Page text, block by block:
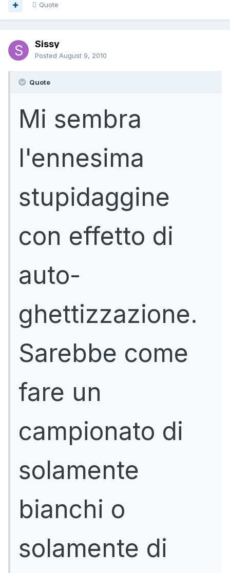
Quote
Sissy
Posted August 9, 2010
Quote
Mi sembra
l'ennesima
stupidaggine
con effetto di
auto-
ghettizzazione.
Sarebbe come
fare un
campionato di
solamente
bianchi o
solamente di